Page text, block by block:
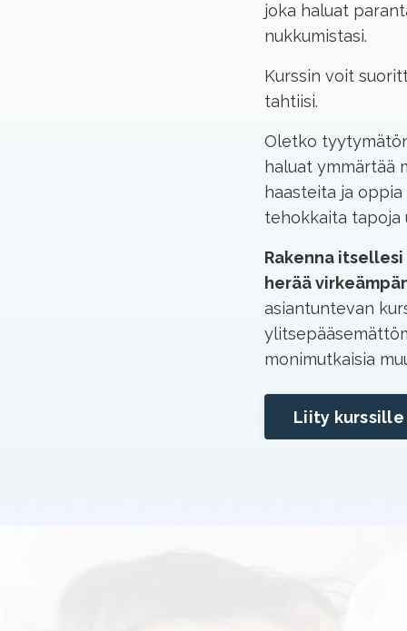
joka haluat
nukkumistasi.
Kurssin voit
tahtiisi.
Oletko
haluat ymmärtää
haasteita ja
tehokkaita tapoja
Rakenna
herää
asiantuntevan
monimutkaisia
Liity kurssille